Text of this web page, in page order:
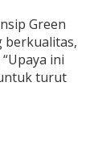
Green
berkualitas,
ini
turut